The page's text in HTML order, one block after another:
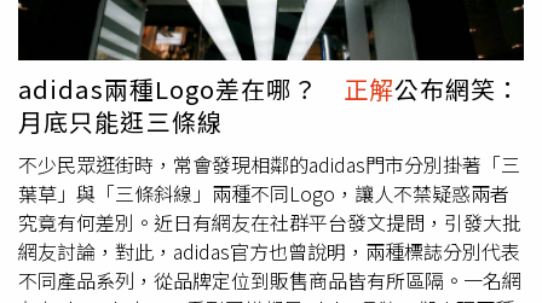
題。他指出，以新北市為例，一般適合居住的住宅價格普遍
超過千萬元，坪數稍大的物件更可能達兩、三千萬元，因此
是否享有青安優惠，對多數民眾而言已不是決定是否購屋的
主要因素。Sway也回顧，早期青安政策因限制較少，一度
吸引部分投資客利用優惠房貸進場，隨後政府陸續增加資格
限制，並清查不符資格的貸款案件。他認為，目前房市投資
環境已與過去不同，短期透過房地產獲利並不容易，若需要
長期持有，部分投資人甚至認為資金投入股票市場的報酬與
流動性更具吸引力，因此房地產已不再是理想的投資標的。
Sway認為，目前房市買氣能否回溫，關鍵仍在價格。他表
adidas兩種Logo差在哪？ 正解公布網笑：
月底只能逛三條線
不少民眾逛街時，常會發現相鄰的adidas門市分別掛著「三
葉草」與「三條斜線」兩種不同Logo，讓人不禁疑惑兩者
究竟有何差別。近日有網友在社群平台發文提問，引發大批
網友討論，對此，adidas官方也曾說明，兩種標誌分別代表
不同產品系列，從品牌定位到販售商品皆有所區隔。一名網